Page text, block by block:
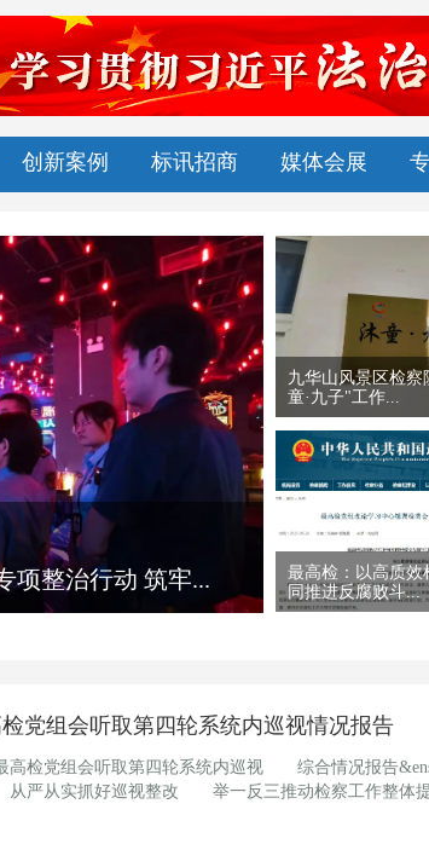
创新案例 标讯招商 媒体会展
督模式破解社区
全国首个“自贸涉
察服务联盟”在...
永福县开展"六一"
筑未成年人...
党组会听取第四轮系统内巡视情况报告
检党组会听取第四轮系统内巡视 综合情况报告
严从实抓好巡视整改 举一反三推动检察工作整